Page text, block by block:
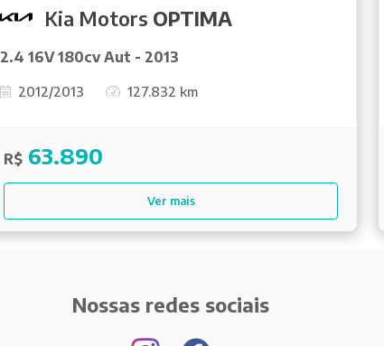
Kia Motors OPTIMA
2.4 16V 180cv Aut - 2013
2012/2013 127.832 km
R$ 63.890
Ver mais
Nossas redes sociais